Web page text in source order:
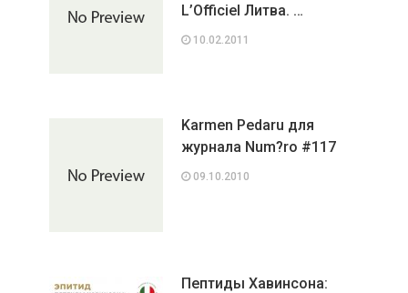
L’Officiel Литва. …
10.02.2011
Karmen Pedaru для
журнала Num?ro #117
09.10.2010
Пептиды Хавинсона: